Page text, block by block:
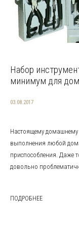
Набор
минимум для
03.08.2017
Настоящему домашнему
выполнения любой
приспособления. Даже
довольно
ПОДРОБНЕЕ